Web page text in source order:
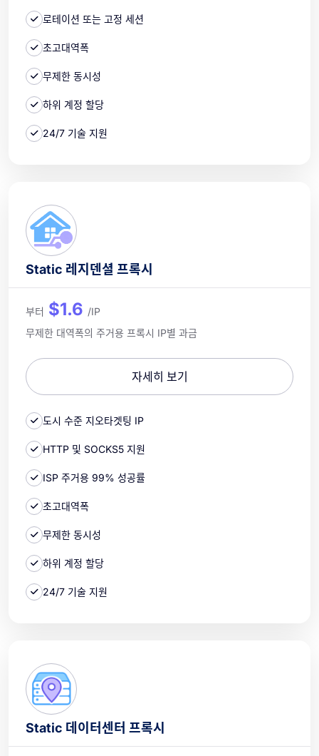
로테이션 또는 고정 세션
초고대역폭
무제한 동시성
하위 계정 할당
24/7 기술 지원
Static 레지덴셜 프록시
부터 $1.6 /IP
무제한 대역폭의 주거용 프록시 IP별 과금
자세히 보기
도시 수준 지오타겟팅 IP
HTTP 및 SOCKS5 지원
ISP 주거용 99% 성공률
초고대역폭
무제한 동시성
하위 계정 할당
24/7 기술 지원
Static 데이터센터 프록시